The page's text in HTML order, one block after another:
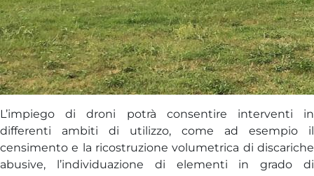
L’impiego di droni potrà consentire interventi in
differenti ambiti di utilizzo, come ad esempio il
censimento e la ricostruzione volumetrica di discariche
abusive, l’individuazione di elementi in grado di